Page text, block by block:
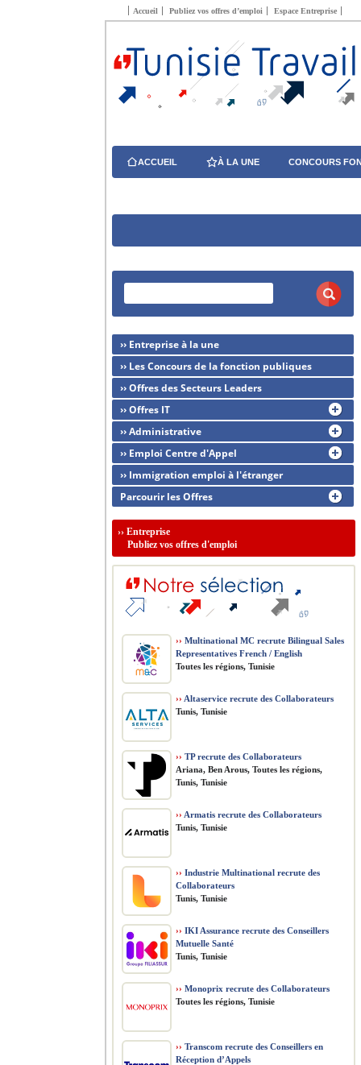
Accueil Publiez vos offres d’emploi Espace Entreprise
ACCUEIL À LA UNE CONCOURS
›› Entreprise à la une
›› Les Concours de la fonction publiques
›› Offres des Secteurs Leaders
›› Offres IT
›› Administrative
›› Emploi Centre d'Appel
›› Immigration emploi à l'étranger
Parcourir les Offres
›› Entreprise
Publiez vos offres d'emploi
›› Multinational MC recrute Bilingual Sales
Representatives French / English
Toutes les régions, Tunisie
›› Altaservice recrute des Collaborateurs
Tunis, Tunisie
›› TP recrute des Collaborateurs
Ariana, Ben Arous, Toutes les régions,
Tunis, Tunisie
›› Armatis recrute des Collaborateurs
Tunis, Tunisie
›› Industrie Multinational recrute des
Collaborateurs
Tunis, Tunisie
›› IKI Assurance recrute des Conseillers
Mutuelle Santé
Tunis, Tunisie
›› Monoprix recrute des Collaborateurs
Toutes les régions, Tunisie
›› Transcom recrute des Conseillers en
Réception d’Appels